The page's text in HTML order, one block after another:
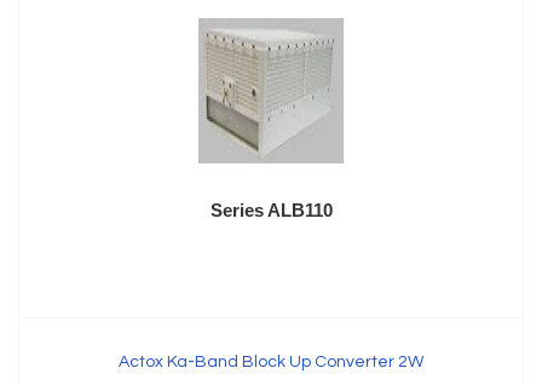
Series ALB110
Actox Ka-Band Block Up Converter 2W